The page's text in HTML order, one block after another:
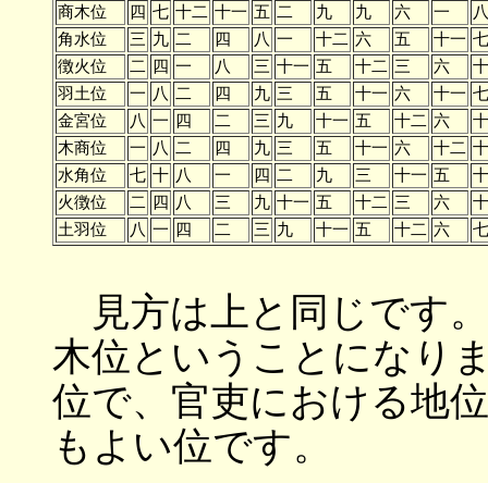
商木位
四 七 十二 十一 五 二 九 九 六 一
八
角水位
三 九 二 四 八 一 十二 六 五 十一 七
徴火位
二 四 一 八 三 十一 五 十二 三 六
十
羽土位
一 八 二 四 九 三 五 十一 六 十一 七
金宮位
八 一 四 二 三 九 十一 五 十二 六
十
木商位
一 八 二 四 九 三 五 十一 六 十二 十
水角位
七 十 八 一 四 二 九 三 十一 五
火徴位
二 四 八 三 九 十一 五 十二 三 六
十
土羽位
八 一 四 二 三 九 十一 五 十二 六 七
見方は上と同じです
木位ということになり
位で、官吏における地
もよい位です。